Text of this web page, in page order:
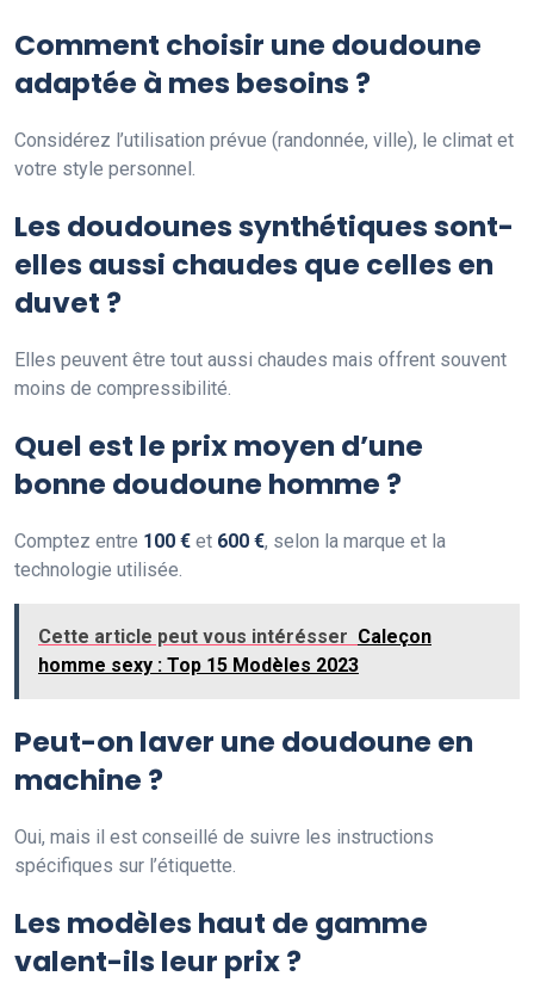
Comment choisir une doudoune
adaptée à mes besoins ?
Considérez l’utilisation prévue (randonnée, ville), le climat et
votre style personnel.
Les doudounes synthétiques sont-
elles aussi chaudes que celles en
duvet ?
Elles peuvent être tout aussi chaudes mais offrent souvent
moins de compressibilité.
Quel est le prix moyen d’une
bonne doudoune homme ?
Comptez entre 100 € et 600 €, selon la marque et la
technologie utilisée.
Cette article peut vous intérésser Caleçon
homme sexy : Top 15 Modèles 2023
Peut-on laver une doudoune en
machine ?
Oui, mais il est conseillé de suivre les instructions
spécifiques sur l’étiquette.
Les modèles haut de gamme
valent-ils leur prix ?